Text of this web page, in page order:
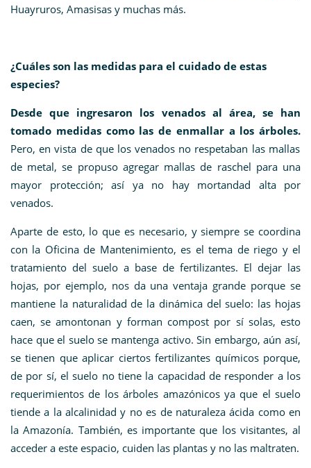
Huayruros, Amasisas y muchas más.
¿Cuáles son las medidas para el cuidado de estas
especies?
Desde que ingresaron los venados al área, se han
tomado medidas como las de enmallar a los árboles.
Pero, en vista de que los venados no respetaban las mallas
de metal, se propuso agregar mallas de raschel para una
mayor protección; así ya no hay mortandad alta por
venados.
Aparte de esto, lo que es necesario, y siempre se coordina
con la Oficina de Mantenimiento, es el tema de riego y el
tratamiento del suelo a base de fertilizantes. El dejar las
hojas, por ejemplo, nos da una ventaja grande porque se
mantiene la naturalidad de la dinámica del suelo: las hojas
caen, se amontonan y forman compost por sí solas, esto
hace que el suelo se mantenga activo. Sin embargo, aún así,
se tienen que aplicar ciertos fertilizantes químicos porque,
de por sí, el suelo no tiene la capacidad de responder a los
requerimientos de los árboles amazónicos ya que el suelo
tiende a la alcalinidad y no es de naturaleza ácida como en
la Amazonía. También, es importante que los visitantes, al
acceder a este espacio, cuiden las plantas y no las maltraten.